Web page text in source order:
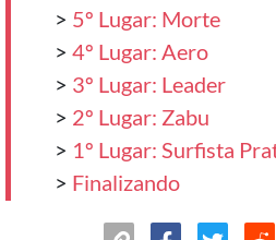
> 5º Lugar: Morte
> 4º Lugar: Aero
> 3º Lugar: Leader
> 2º Lugar: Zabu
> 1º Lugar: Surfista
> Finalizando